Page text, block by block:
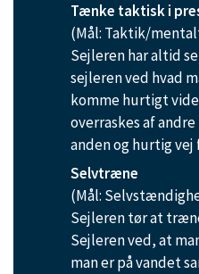
Tænke taktisk i
(Mål: Taktik/
Sejleren har altid
sejleren ved hvad
komme hurtigt
overraskes af
anden og hurtig vej
Selvtræne
(Mål:
Sejleren tør at
Sejleren ved, at
man er på vandet